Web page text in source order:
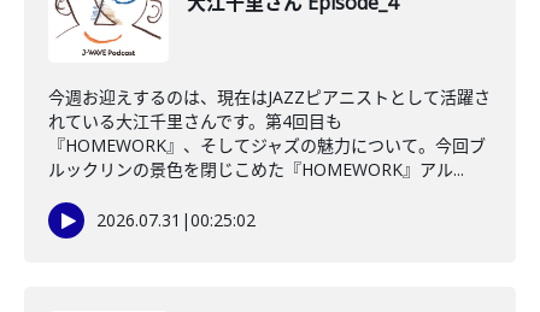
今週お迎えするのは、現在はJAZZピアニストとして活躍さ
れている大江千里さんです。第4回目も
『HOMEWORK』、そしてジャズの魅力について。今回ブ
ルックリンの景色を閉じこめた『HOMEWORK』アル...
2026.07.31 |00:25:02